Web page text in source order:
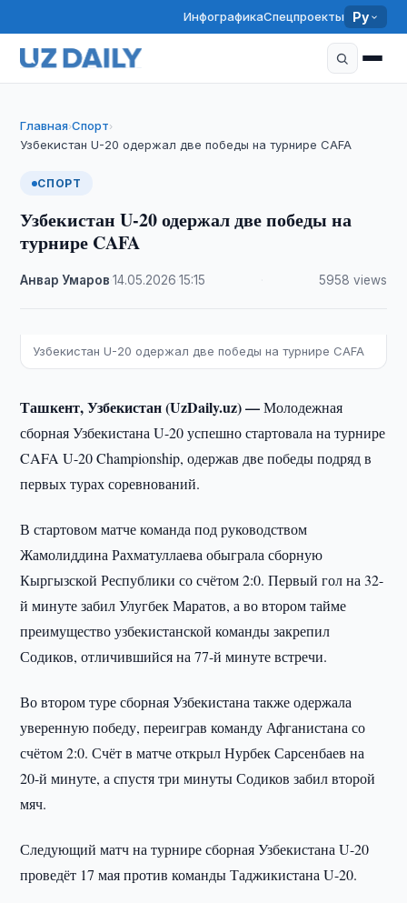
ИнфографикаСпецпроекты Ру
Главная›Спорт›
Узбекистан U-20 одержал две победы на турнире CAFA
СПОРТ
Узбекистан U-20 одержал две победы на
турнире CAFA
Анвар Умаров ·14.05.2026 ·15:15 5958 views
Узбекистан U-20 одержал две победы на турнире CAFA
Ташкент, Узбекистан (UzDaily.uz) —Молодежная
сборная Узбекистана U-20 успешно стартовала на турнире
CAFA U-20 Championship, одержав две победы подряд в
первых турах соревнований.
В стартовом матче команда под руководством
Жамолиддина Рахматуллаева обыграла сборную
Кыргызской Республики со счётом 2:0. Первый гол на 32-
й минуте забил Улугбек Маратов, а во втором тайме
преимущество узбекистанской команды закрепил
Содиков, отличившийся на 77-й минуте встречи.
Во втором туре сборная Узбекистана также одержала
уверенную победу, переиграв команду Афганистана со
счётом 2:0. Счёт в матче открыл Нурбек Сарсенбаев на
20-й минуте, а спустя три минуты Содиков забил второй
мяч.
Следующий матч на турнире сборная Узбекистана U-20
проведёт 17 мая против команды Таджикистана U-20.